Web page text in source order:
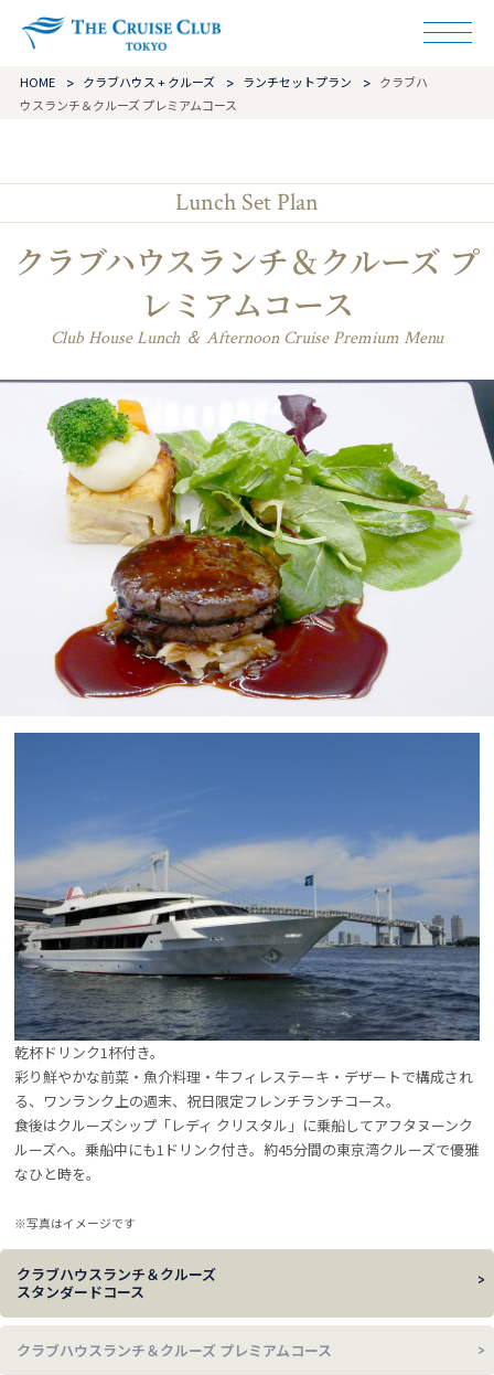
ザ・クルーズクラ
HOME クラブハウス + クルーズ ランチセットプラン
クラブハ
ウスランチ＆クルーズ プレミアムコース
Lunch Set Plan
クラブハウスランチ＆クルーズ プ
レミアムコース
Club House Lunch ＆ Afternoon Cruise Premium Menu
乾杯ドリンク1杯付き。
彩り鮮やかな前菜・魚介料理・牛フィレステーキ・デザートで構成され
る、ワンランク上の週末、祝日限定フレンチランチコース。
食後はクルーズシップ「レディ クリスタル」に乗船してアフタヌーンク
ルーズへ。乗船中にも1ドリンク付き。約45分間の東京湾クルーズで優雅
なひと時を。
※写真はイメージです
クラブハウスランチ＆クルーズ
スタンダードコース
クラブハウスランチ＆クルーズ プレミアムコース